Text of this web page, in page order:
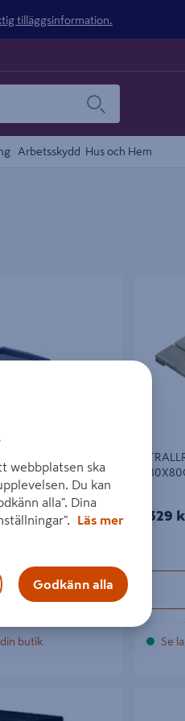
tilläggsinformation.
Arbetsskydd Hus och Hem
butik
329
Se
webbplatsen ska
Du kan
alla". Dina
Läs mer
Godkänn alla